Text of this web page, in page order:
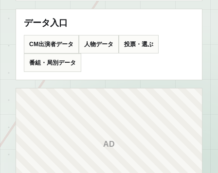
データ入口
CM出演者データ 人物データ 投票・選ぶ
番組・局別データ
AD